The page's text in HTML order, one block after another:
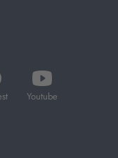
Youtube
öffnet
in